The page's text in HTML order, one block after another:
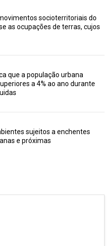
socioterritoriais do
as ocupações de terras, cujos
que a população urbana
a 4% ao ano durante
sujeitos a enchentes
e próximas